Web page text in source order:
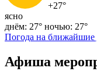
+27°
ясно
днём: 27° ночью: 27°
Погода на ближайшие
Афиша